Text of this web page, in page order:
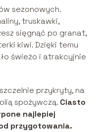
sezonowych.
truskawki,
sięgnąć po granat,
kiwi. Dzięki temu
świeżo i atrakcyjnie
przykryty, na
spożywczą. Ciasto
najlepiej
przygotowania.